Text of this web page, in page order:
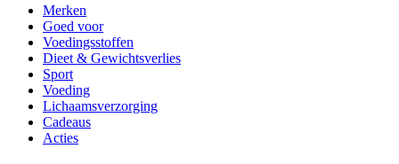
Merken
Goed voor
Voedingsstoffen
Dieet & Gewichtsverlies
Sport
Voeding
Lichaamsverzorging
Cadeaus
Acties